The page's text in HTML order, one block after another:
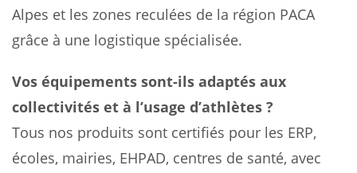
Alpes et les zones reculées de la région PACA
grâce à une logistique spécialisée.
Vos équipements sont-ils adaptés aux
collectivités et à l’usage d’athlètes ?
Tous nos produits sont certifiés pour les ERP,
écoles, mairies, EHPAD, centres de santé, avec